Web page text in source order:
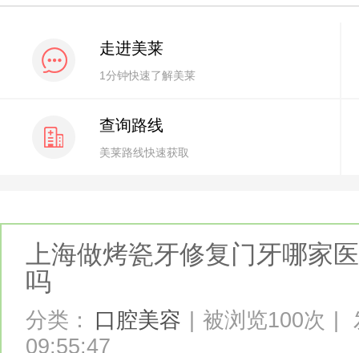
走进美莱
1分钟快速了解美莱
查询路线
美莱路线快速获取
上海做烤瓷牙修复门牙哪家
吗
分类： 口腔美容 被浏览100次
09:55:47